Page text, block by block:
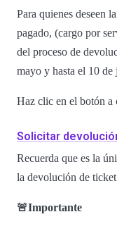
Para quienes deseen
pagado, (cargo por
del proceso de
mayo y hasta el 10
Haz clic en el botón a
Solicitar
Recuerda que es la
la devolución de
🚨Importante